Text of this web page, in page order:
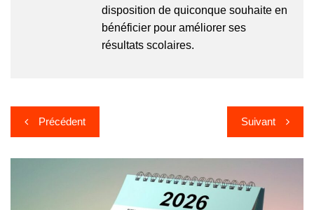
disposition de quiconque souhaite en
bénéficier pour améliorer ses
résultats scolaires.
Navigation
de
l’article
Précédent Suivant